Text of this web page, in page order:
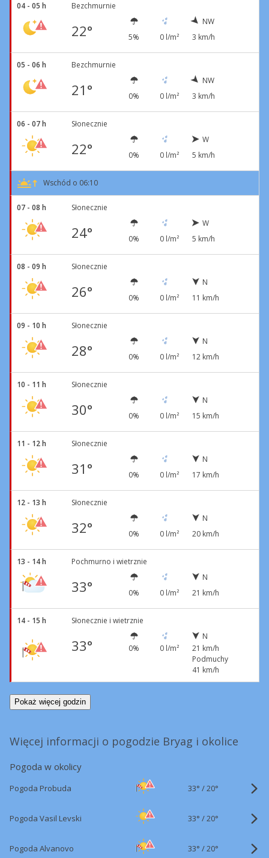
04 - 05 h Bezchmurnie
22° 5% 0 l/m²
NW
3 km/h
05 - 06 h Bezchmurnie
21° 0% 0 l/m²
NW
3 km/h
06 - 07 h Słonecznie
22° 0% 0 l/m²
W
5 km/h
Wschód o 06:10
07 - 08 h Słonecznie
24° 0% 0 l/m²
W
5 km/h
08 - 09 h Słonecznie
26° 0% 0 l/m²
N
11 km/h
09 - 10 h Słonecznie
28° 0% 0 l/m²
N
12 km/h
10 - 11 h Słonecznie
30° 0% 0 l/m²
N
15 km/h
11 - 12 h Słonecznie
31° 0% 0 l/m²
N
17 km/h
12 - 13 h Słonecznie
32° 0% 0 l/m²
N
20 km/h
13 - 14 h Pochmurno i wietrznie
33° 0% 0 l/m²
N
21 km/h
14 - 15 h Słonecznie i wietrznie
33° 0% 0 l/m²
N
21 km/h
Podmuchy
41 km/h
Pokaż więcej godzin
Więcej informacji o pogodzie Bryag i okolice
Pogoda w okolicy
Pogoda Probuda 33° /20°
Pogoda Vasil Levski 33° /20°
Pogoda Alvanovo 33° /20°